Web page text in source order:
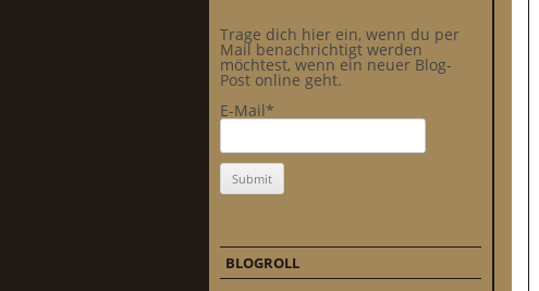
Trage dich hier ein, wenn du per
Mail benachrichtigt werden
möchtest, wenn ein neuer Blog-
Post online geht.
E-Mail*
BLOGROLL